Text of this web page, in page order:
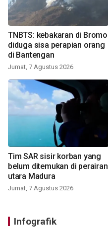
TNBTS: kebakaran di Bromo
diduga sisa perapian orang
di Bantengan
Jumat, 7 Agustus 2026
Tim SAR sisir korban yang
belum ditemukan di perairan
utara Madura
Jumat, 7 Agustus 2026
Infografik